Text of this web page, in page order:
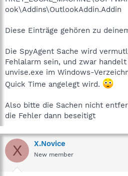
ook\Addins\OutlookAddin.Addin
Diese Einträge gehören zu
Die SpyAgent Sache wird
Fehlalarm sein, und zwar
unvise.exe im Windows-
Quick Time angelegt wird.
Also bitte die Sachen nicht
die Fehler dann beseitigt
X X.Novice
New member